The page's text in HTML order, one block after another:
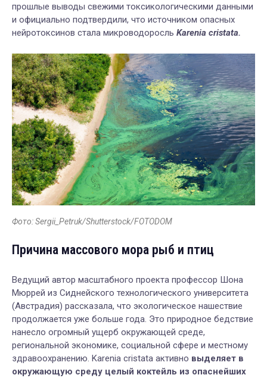
прошлые выводы свежими токсикологическими данными
и официально подтвердили, что источником опасных
нейротоксинов стала микроводоросль Karenia cristata.
Фото: Sergii_Petruk/Shutterstock/FOTODOM
Причина массового мора рыб и птиц
Ведущий автор масштабного проекта профессор Шона
Мюррей из Сиднейского технологического университета
(Австрадия) рассказала, что экологическое нашествие
продолжается уже больше года. Это природное бедствие
нанесло огромный ущерб окружающей среде,
региональной экономике, социальной сфере и местному
здравоохранению. Karenia cristata активно выделяет в
окружающую среду целый коктейль из опаснейших